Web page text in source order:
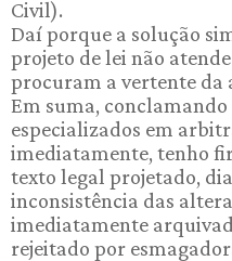
Civil).
Daí porque a solução
projeto de lei não
procuram a vertente da
Em suma, conclamando
especializados em
imediatamente, tenho
texto legal projetado,
inconsistência das
imediatamente
rejeitado por